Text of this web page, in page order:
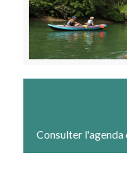
Consulter